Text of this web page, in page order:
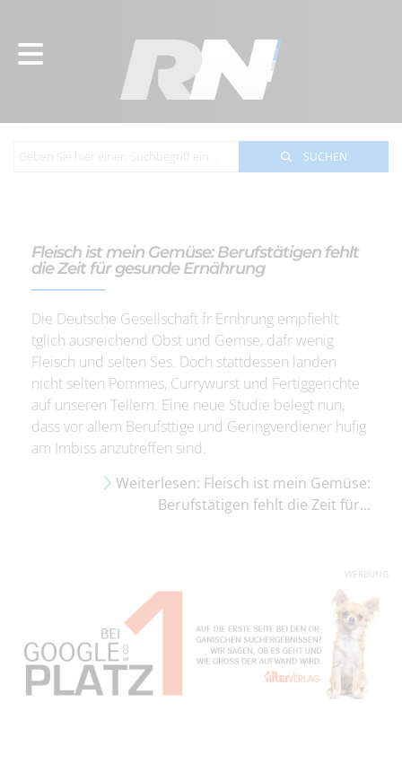
SUCHEN
Fleisch ist mein Gemüse: Berufstätigen fehlt
die Zeit für gesunde Ernährung
Die Deutsche Gesellschaft fr Ernhrung empfiehlt
tglich ausreichend Obst und Gemse, dafr wenig
Fleisch und selten Ses. Doch stattdessen landen
nicht selten Pommes, Currywurst und Fertiggerichte
auf unseren Tellern. Eine neue Studie belegt nun,
dass vor allem Berufsttige und Geringverdiener hufig
am Imbiss anzutreffen sind.
Weiterlesen: Fleisch ist mein Gemüse:
Berufstätigen fehlt die Zeit für...
WERBUNG